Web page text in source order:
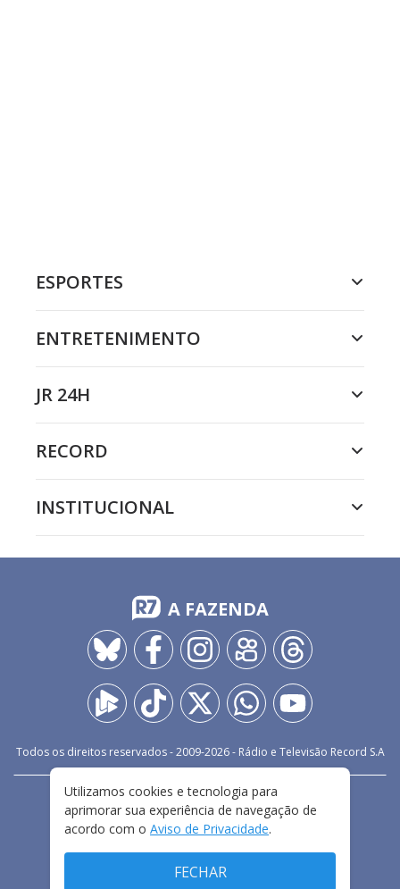
ESPORTES
ENTRETENIMENTO
JR 24H
RECORD
INSTITUCIONAL
A FAZENDA
Todos os direitos reservados - 2009-2026- Rádio e Televisão Record S.A
FALE CONOSCO
PRIVACIDADE
TERMOS E CONDIÇÕES DE USO
Utilizamos cookies e tecnologia para
aprimorar sua experiência de navegação de
acordo com o Aviso de Privacidade.
FECHAR